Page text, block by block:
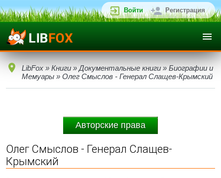
Войти Регистрация
LibFox » Книги » Документальные книги » Биографии и
Мемуары » Олег Смыслов - Генерал Слащев-Крымский
Авторские права
Олег Смыслов - Генерал Слащев-
Крымский